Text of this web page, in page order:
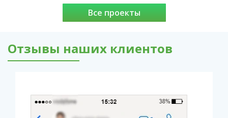
Все проекты
Отзывы наших клиентов